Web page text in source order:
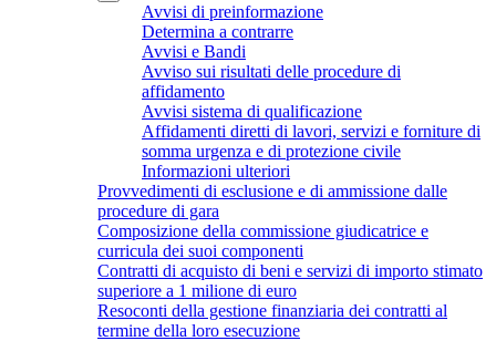
Avvisi di preinformazione
Determina a contrarre
Avvisi e Bandi
Avviso sui risultati delle procedure di
affidamento
Avvisi sistema di qualificazione
Affidamenti diretti di lavori, servizi e forniture di
somma urgenza e di protezione civile
Informazioni ulteriori
Provvedimenti di esclusione e di ammissione dalle
procedure di gara
Composizione della commissione giudicatrice e
curricula dei suoi componenti
Contratti di acquisto di beni e servizi di importo stimato
superiore a 1 milione di euro
Resoconti della gestione finanziaria dei contratti al
termine della loro esecuzione